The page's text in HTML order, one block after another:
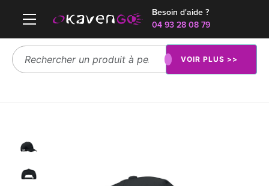
Besoin d'aide ?
04 93 28 08 79
VOIR PLUS >>